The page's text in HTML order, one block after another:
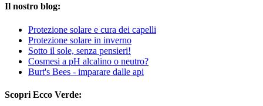
Il nostro blog:
Protezione solare e cura dei capelli
Protezione solare in inverno
Sotto il sole, senza pensieri!
Cosmesi a pH alcalino o neutro?
Burt's Bees - imparare dalle api
Scopri Ecco Verde: